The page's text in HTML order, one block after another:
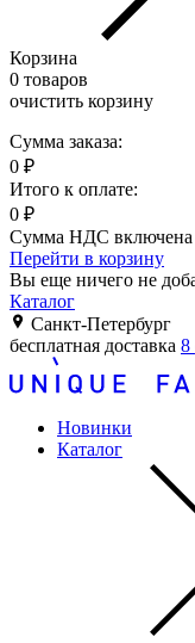
Корзина
0 товаров
очистить корзину
Сумма заказа:
0 ₽
Итого к оплате:
0 ₽
Сумма НДС включена
Перейти в корзину
Вы еще ничего не
Каталог
Санкт-Петербург
бесплатная доставка 8
Новинки
Каталог